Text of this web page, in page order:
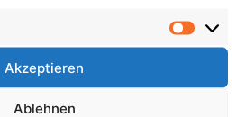
Akzeptieren
Ablehnen
entspricht. Die
dass die Geräte
verwendet werden